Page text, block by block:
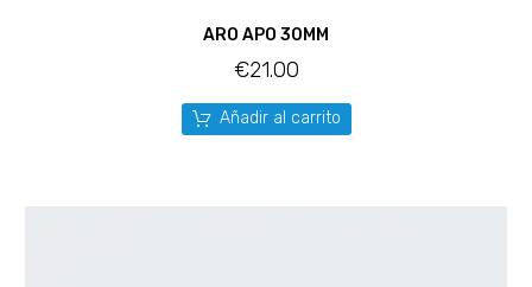
ARO APO 30MM
€21.00
Añadir al carrito